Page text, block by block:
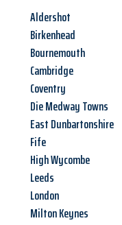
Aldershot
Birkenhead
Bournemouth
Cambridge
Coventry
Die Medway Towns
East Dunbartonshire
Fife
High Wycombe
Leeds
London
Milton Keynes